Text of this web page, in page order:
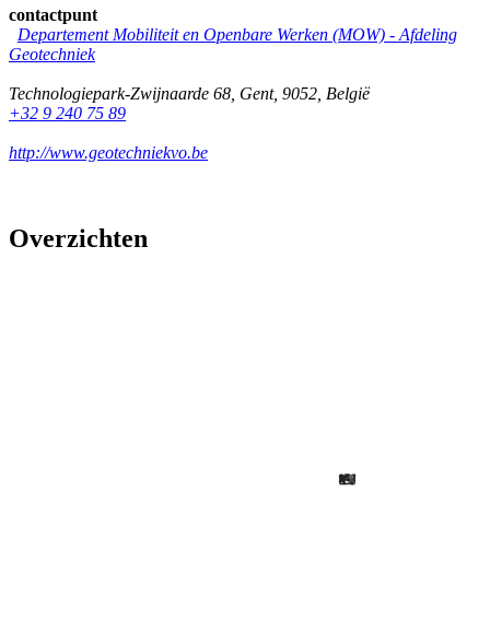
contactpunt
Departement Mobiliteit en Openbare Werken (MOW) - Afdeling
Geotechniek
Technologiepark-Zwijnaarde 68 Gent, 9052 België
+32 9 240 75 89
http://www.geotechniekvo.be
Overzichten